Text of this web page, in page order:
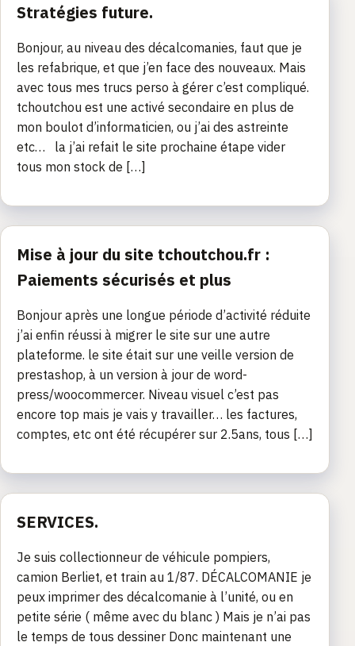
Stratégies future.
Bonjour, au niveau des décalcomanies, faut que je
les refabrique, et que j’en face des nouveaux. Mais
avec tous mes trucs perso à gérer c’est compliqué.
tchoutchou est une activé secondaire en plus de
mon boulot d’informaticien, ou j’ai des astreinte
etc… la j’ai refait le site prochaine étape vider
tous mon stock de […]
Mise à jour du site tchoutchou.fr :
Paiements sécurisés et plus
Bonjour après une longue période d’activité réduite
j’ai enfin réussi à migrer le site sur une autre
plateforme. le site était sur une veille version de
prestashop, à un version à jour de word-
press/woocommercer. Niveau visuel c’est pas
encore top mais je vais y travailler… les factures,
comptes, etc ont été récupérer sur 2.5ans, tous […]
SERVICES.
Je suis collectionneur de véhicule pompiers,
camion Berliet, et train au 1/87. DÉCALCOMANIE je
peux imprimer des décalcomanie à l’unité, ou en
petite série ( même avec du blanc ) Mais je n’ai pas
le temps de tous dessiner Donc maintenant une